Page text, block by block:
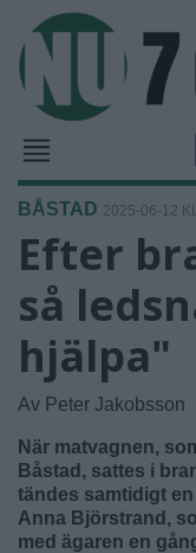
BÅSTAD 2025-06-12
Efter
så
hjälpa"
Av Peter Jakobsson
När matvagnen,
Båstad, sattes i
tändes samtidigt
Anna Björstrand,
med ägaren en